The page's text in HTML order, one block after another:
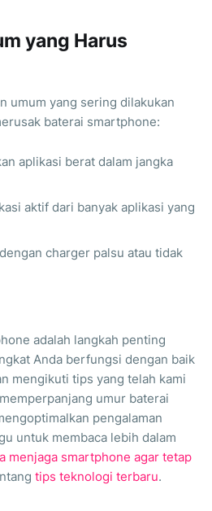
yang Harus
umum yang sering dilakukan
baterai smartphone:
aplikasi berat dalam jangka
aktif dari banyak aplikasi yang
charger palsu atau tidak
adalah langkah penting
Anda berfungsi dengan baik
mengikuti tips yang telah kami
umur baterai
pengalaman
untuk membaca lebih dalam
menjaga smartphone agar tetap
tips teknologi terbaru.